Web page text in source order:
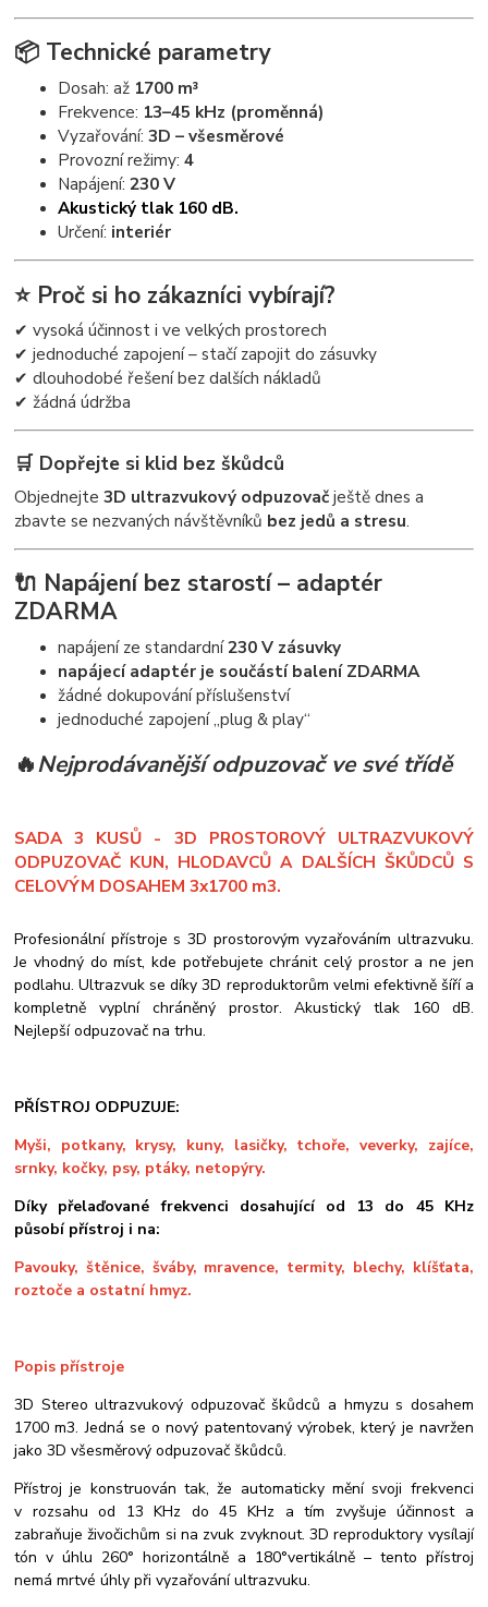
📦 Technické parametry
Dosah: až 1700 m³
Frekvence: 13–45 kHz (proměnná)
Vyzařování:3D – všesměrové
Provozní režimy:4
Napájení:230 V
Akustický tlak 160 dB.
Určení: interiér
⭐ Proč si ho zákazníci vybírají?
✔ vysoká účinnost i ve velkých prostorech
✔ jednoduché zapojení – stačí zapojit do zásuvky
✔ dlouhodobé řešení bez dalších nákladů
✔ žádná údržba
🛒 Dopřejte si klid bez škůdců
Objednejte3D ultrazvukový odpuzovačještě dnes a
zbavte se nezvaných návštěvníků bez jedů a stresu.
🔌 Napájení bez starostí – adaptér
ZDARMA
napájení ze standardní230 V zásuvky
napájecí adaptér je součástí balení ZDARMA
žádné dokupování příslušenství
jednoduché zapojení „plug & play“
🔥Nejprodávanější odpuzovač ve své třídě
SADA 3 KUSŮ - 3D PROSTOROVÝ ULTRAZVUKOVÝ
ODPUZOVAČ KUN, HLODAVCŮ A DALŠÍCH ŠKŮDCŮ S
CELOVÝM DOSAHEM 3x1700 m3.
Profesionální přístroje s 3D prostorovým vyzařováním ultrazvuku.
Je vhodný do míst, kde potřebujete chránit celý prostor a ne jen
podlahu. Ultrazvuk se díky 3D reproduktorům velmi efektivně šíří a
kompletně vyplní chráněný prostor. Akustický tlak 160 dB.
Nejlepší odpuzovač na trhu.
PŘÍSTROJ ODPUZUJE:
Myši, potkany, krysy, kuny, lasičky, tchoře, veverky, zajíce,
srnky, kočky, psy, ptáky, netopýry.
Díky přelaďované frekvenci dosahující od 13 do 45 KHz
působí přístroj i na:
Pavouky, štěnice, šváby, mravence, termity, blechy, klíšťata,
roztoče a ostatní hmyz.
Popis přístroje
3D Stereo ultrazvukový odpuzovač škůdců a hmyzu s dosahem
1700 m3. Jedná se o nový patentovaný výrobek, který je navržen
jako 3D všesměrový odpuzovač škůdců.
Přístroj je konstruován tak, že automaticky mění svoji frekvenci
v rozsahu od 13 KHz do 45 KHz a tím zvyšuje účinnost a
zabraňuje živočichům si na zvuk zvyknout. 3D reproduktory vysílají
tón v úhlu 260° horizontálně a 180°vertikálně – tento přístroj
nemá mrtvé úhly při vyzařování ultrazvuku.